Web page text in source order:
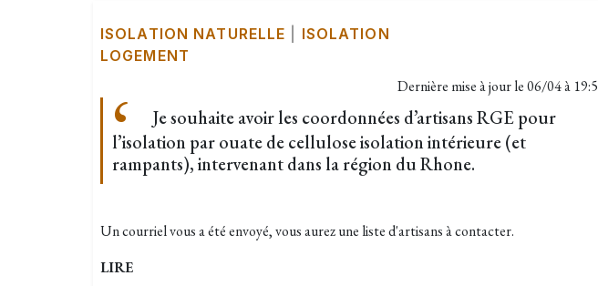
ISOLATION NATURELLE
ISOLATION
LOGEMENT
Dernière mise à jour le06/04 à
Je souhaite avoir les coordonnées d’artisans RGE pour
l’isolation par ouate de cellulose isolation intérieure (et
rampants), intervenant dans la région du Rhone.
Un courriel vous a été envoyé, vous aurez une liste d'artisans à contacter.
LIRE